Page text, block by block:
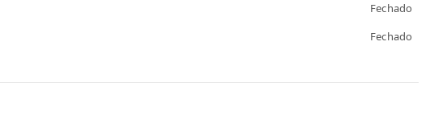
Fechado
Fechado